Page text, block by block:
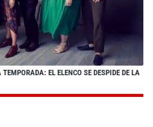
EL ELENCO SE DESPIDE DE LA